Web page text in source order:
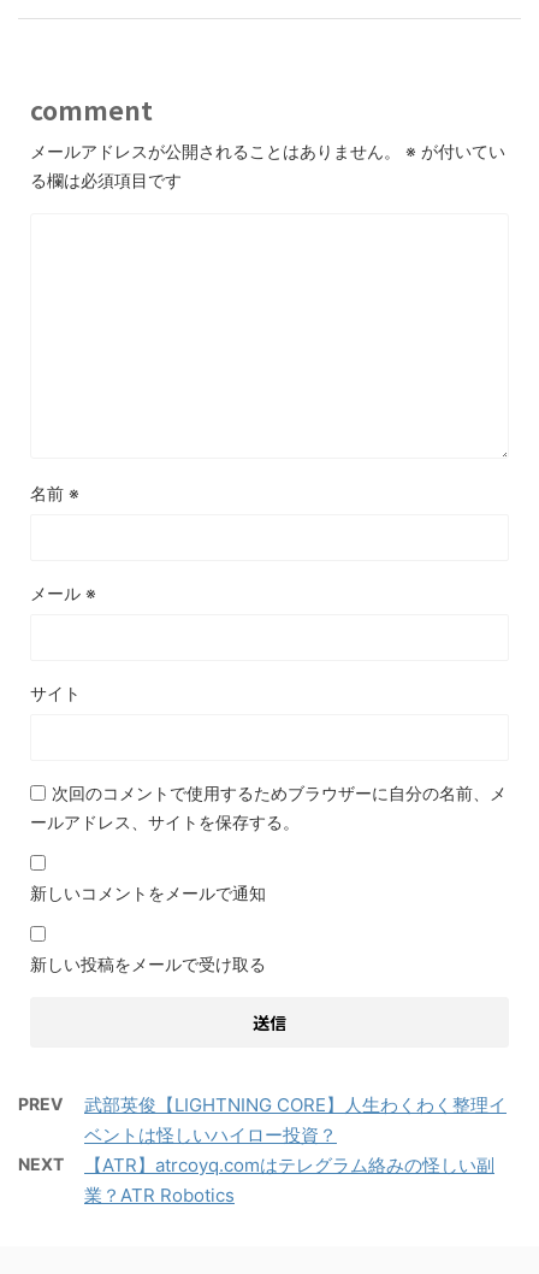
comment
メールアドレスが公開されることはありません。 ※ が付いてい
る欄は必須項目です
名前 ※
メール ※
サイト
次回のコメントで使用するためブラウザーに自分の名前、メ
ールアドレス、サイトを保存する。
新しいコメントをメールで通知
新しい投稿をメールで受け取る
PREV
武部英俊【LIGHTNING CORE】人生わくわく整理イ
ベントは怪しいハイロー投資？
NEXT
【ATR】atrcoyq.comはテレグラム絡みの怪しい副
業？ATR Robotics